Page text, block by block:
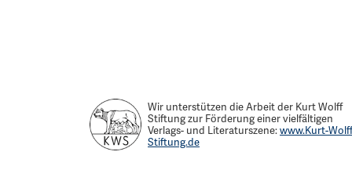
Wir unterstützen die Arbeit der Kurt Wolff
Stiftung zur Förderung einer vielfältigen
Verlags- und Literaturszene:www.Kurt-
Stiftung.de